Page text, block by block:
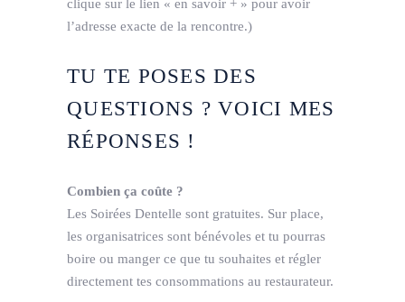
clique sur le lien « en savoir + » pour avoir
l’adresse exacte de la rencontre.)
TU TE POSES DES
QUESTIONS ? VOICI MES
RÉPONSES !
Combien ça coûte ?
Les Soirées Dentelle sont gratuites. Sur place,
les organisatrices sont bénévoles et tu pourras
boire ou manger ce que tu souhaites et régler
directement tes consommations au restaurateur.